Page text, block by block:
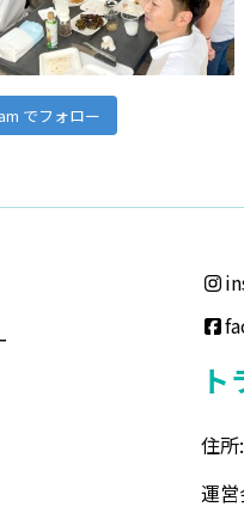
でフォロー
住
運営